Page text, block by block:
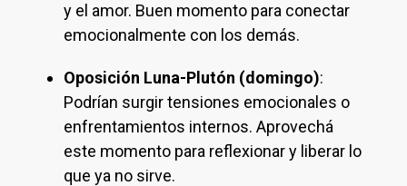
y el amor. Buen momento para conectar
emocionalmente con los demás.
Oposición Luna-Plutón (domingo):
Podrían surgir tensiones emocionales o
enfrentamientos internos. Aprovechá
este momento para reflexionar y liberar lo
que ya no sirve.